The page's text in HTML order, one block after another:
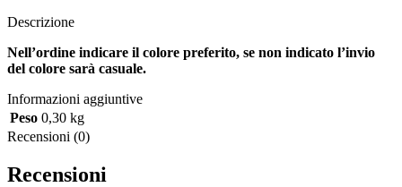
Descrizione
Nell’ordine indicare il colore preferito, se non indicato l’invio
del colore sarà casuale.
Informazioni aggiuntive
Peso 0,30 kg
Recensioni (0)
Recensioni